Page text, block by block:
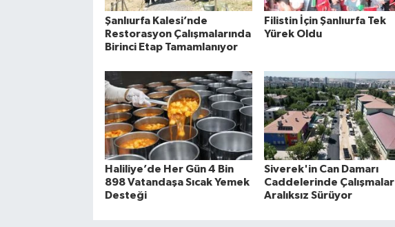
Şanlıurfa Kalesi’nde
Restorasyon Çalışmalarında
Birinci Etap Tamamlanıyor
Filistin İçin Şanlıurfa Tek
Yürek Oldu
Haliliye’de Her Gün 4 Bin
898 Vatandaşa Sıcak Yemek
Desteği
Siverek'in Can Damarı
Caddelerinde Çalışmalar
Aralıksız Sürüyor